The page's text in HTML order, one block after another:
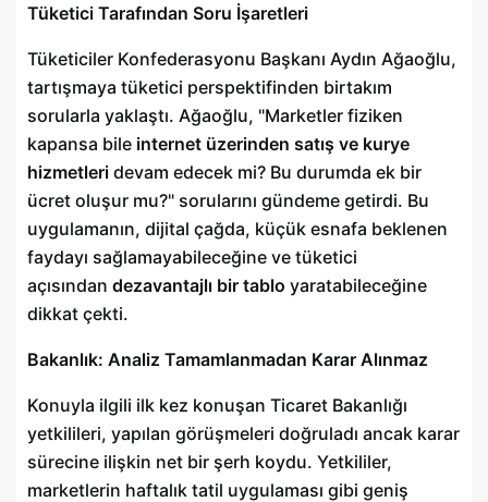
Tüketici Tarafından Soru İşaretleri
Tüketiciler Konfederasyonu Başkanı Aydın Ağaoğlu,
tartışmaya tüketici perspektifinden birtakım
sorularla yaklaştı. Ağaoğlu, "Marketler fiziken
kapansa bile internet üzerinden satış ve kurye
hizmetleri devam edecek mi? Bu durumda ek bir
ücret oluşur mu?" sorularını gündeme getirdi. Bu
uygulamanın, dijital çağda, küçük esnafa beklenen
faydayı sağlamayabileceğine ve tüketici
açısından dezavantajlı bir tablo yaratabileceğine
dikkat çekti.
Bakanlık: Analiz Tamamlanmadan Karar Alınmaz
Konuyla ilgili ilk kez konuşan Ticaret Bakanlığı
yetkilileri, yapılan görüşmeleri doğruladı ancak karar
sürecine ilişkin net bir şerh koydu. Yetkililer,
marketlerin haftalık tatil uygulaması gibi geniş